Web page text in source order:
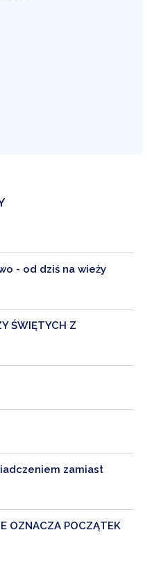
- od dziś na wieży
ŚWIĘTYCH Z
zamiast
OZNACZA POCZĄTEK